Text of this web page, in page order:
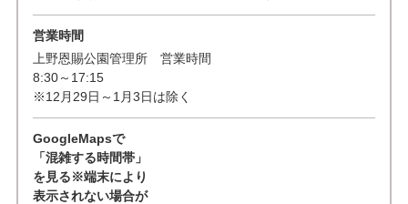
営業時間
上野恩賜公園管理所 営業時間
8:30～17:15
※12月29日～1月3日は除く
GoogleMapsで
「混雑する時間帯」
を見る※端末により
表示されない場合が